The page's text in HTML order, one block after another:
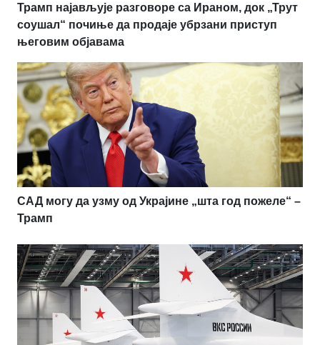
Трамп најављује разговоре са Ираном, док „Трут
соушал“ почиње да продаје убрзани приступ
његовим објавама
САД могу да узму од Украјине „шта год пожеле“ –
Трамп